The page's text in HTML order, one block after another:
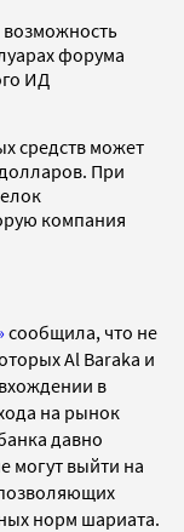
возможность
форума
ИД
средств может
При
компания
сообщила, что не
Al Baraka и
в
на рынок
давно
могут выйти на
позволяющих
норм шариата.